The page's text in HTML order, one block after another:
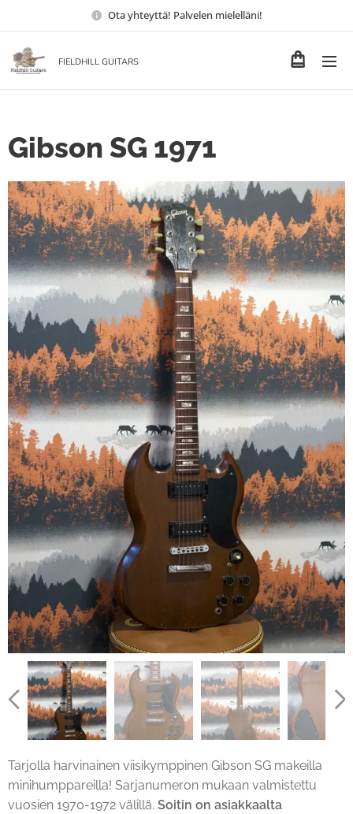
Ota yhteyttä! Palvelen mielelläni!
FIELDHILL GUITARS
Gibson SG 1971
Tarjolla harvinainen viisikymppinen Gibson SG makeilla
minihumppareilla! Sarjanumeron mukaan valmistettu
vuosien 1970-1972 välillä. Soitin on asiakkaalta